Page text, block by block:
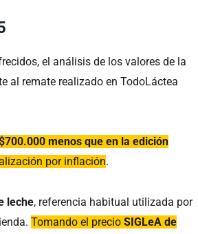
el análisis de los valores de la
al remate realizado en TodoLáctea
menos que en la edición
por inflación.
leche, referencia habitual utilizada por
Tomando el precioSIGLeA de